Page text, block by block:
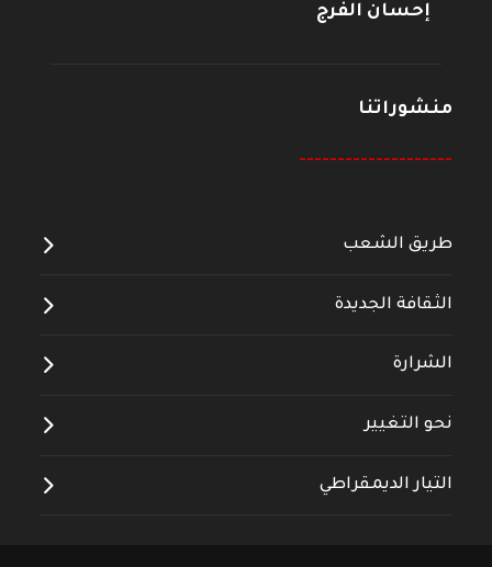
إحسان الفرج
منشوراتنا
--------------------
طريق الشعب
الثقافة الجديدة
الشرارة
نحو التغيير
التيار الديمقراطي